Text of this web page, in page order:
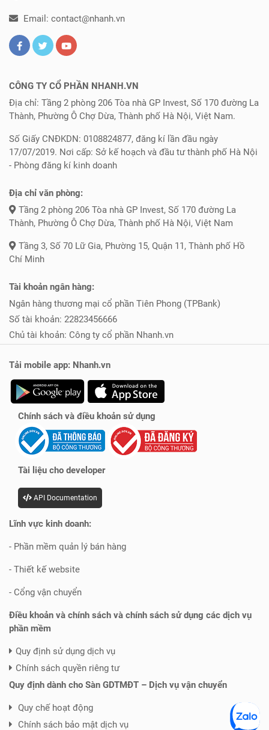
Email: contact@nhanh.vn
CÔNG TY CỔ PHẦN NHANH.VN
Địa chỉ: Tầng 2 phòng 206 Tòa nhà GP Invest, Số 170 đường La
Thành, Phường Ô Chợ Dừa, Thành phố Hà Nội, Việt Nam.
Số Giấy CNĐKDN: 0108824877, đăng kí lần đầu ngày
17/07/2019. Nơi cấp: Sở kế hoạch và đầu tư thành phố Hà Nội
- Phòng đăng kí kinh doanh
Địa chỉ văn phòng:
Tầng 2 phòng 206 Tòa nhà GP Invest, Số 170 đường La
Thành, Phường Ô Chợ Dừa, Thành phố Hà Nội, Việt Nam
Tầng 3, Số 70 Lữ Gia, Phường 15, Quận 11, Thành phố Hồ
Chí Minh
Tài khoản ngân hàng:
Ngân hàng thương mại cổ phần Tiên Phong (TPBank)
Số tài khoản: 22823456666
Chủ tài khoản: Công ty cổ phần Nhanh.vn
Tải mobile app: Nhanh.vn
Chính sách và điều khoản sử dụng
Tài liệu cho developer
API Documentation
Lĩnh vực kinh doanh:
- Phần mềm quản lý bán hàng
- Thiết kế website
- Cổng vận chuyển
Điều khoản và chính sách và chính sách sử dụng các dịch vụ
phần mềm
Quy định sử dụng dịch vụ
Chính sách quyền riêng tư
Quy định dành cho Sàn GDTMĐT – Dịch vụ vận chuyển
Quy chế hoạt động
Chính sách bảo mật dịch vụ